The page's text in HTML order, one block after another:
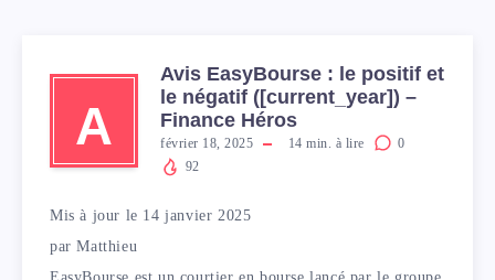
A
Avis EasyBourse : le positif et
le négatif ([current_year]) –
Finance Héros
février 18, 2025 14 min. à lire
0
92
Mis à jour le 14 janvier 2025
parMatthieu